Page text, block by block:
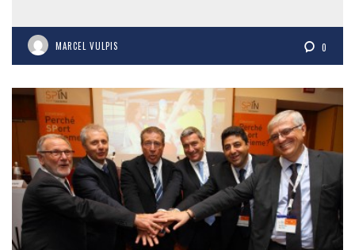
MARCEL VULPIS 0